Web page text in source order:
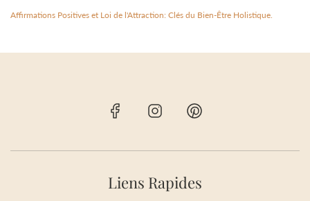
Affirmations Positives et Loi de l'Attraction: Clés du Bien-Être Holistique.
Liens Rapides